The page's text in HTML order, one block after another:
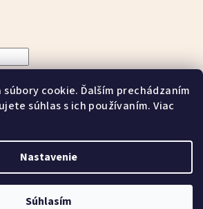
cookie. Ďalším prechádzaním
súhlas s ich používaním. Viac
Nastavenie
Súhlasím
heslo